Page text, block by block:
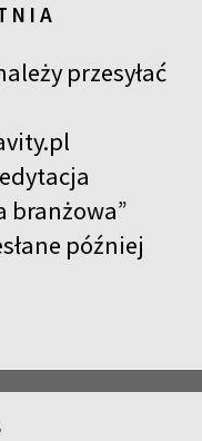
przesyłać
branżowa”
później